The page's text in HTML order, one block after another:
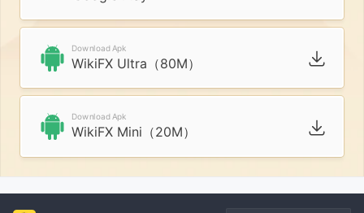
Download Apk
WikiFX Ultra（80M）
Download Apk
WikiFX Mini（20M）